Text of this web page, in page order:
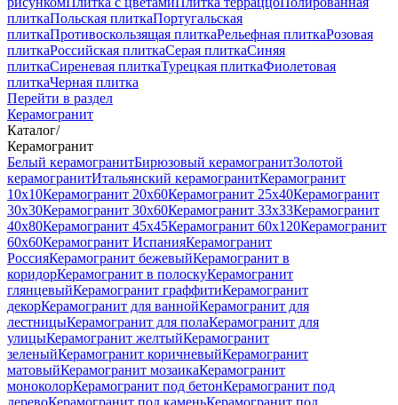
плиткаПольская плиткаПортугальская
плиткаПротивоскользящая плиткаРельефная плиткаРозовая
плиткаРоссийская плиткаСерая плиткаСиняя
плиткаСиреневая плиткаТурецкая плиткаФиолетовая
плиткаЧерная плитка
Перейти в раздел
Керамогранит
Каталог/
Керамогранит
Белый керамогранитБирюзовый керамогранитЗолотой
керамогранитИтальянский керамогранитКерамогранит
10x10Керамогранит 20x60Керамогранит 25x40Керамогранит
30x30Керамогранит 30x60Керамогранит 33x33Керамогранит
40x80Керамогранит 45x45Керамогранит 60x120Керамогранит
60x60Керамогранит ИспанияКерамогранит
РоссияКерамогранит бежевыйКерамогранит в
коридорКерамогранит в полоскуКерамогранит
глянцевыйКерамогранит граффитиКерамогранит
декорКерамогранит для ваннойКерамогранит для
лестницыКерамогранит для полаКерамогранит для
улицыКерамогранит желтыйКерамогранит
зеленыйКерамогранит коричневыйКерамогранит
матовыйКерамогранит мозаикаКерамогранит
моноколорКерамогранит под бетонКерамогранит под
деревоКерамогранит под каменьКерамогранит под